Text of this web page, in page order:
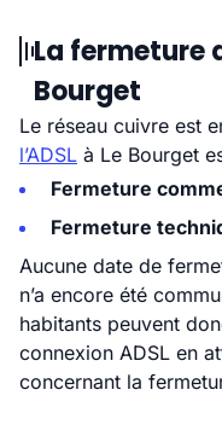
La fermeture
Bourget
Le réseau cuivre est
l’ADSL à Le Bourget
Fermeture
Fermeture
Aucune date de
n’a encore été
habitants peuvent
connexion ADSL en
concernant la